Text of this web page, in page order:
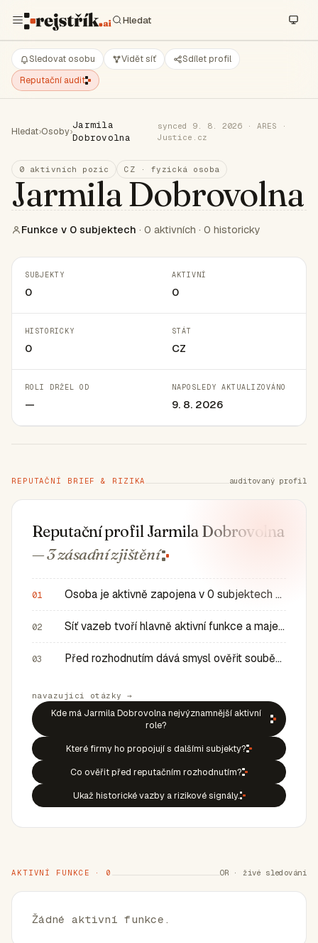
Sledovat osobu Vidět síť
Sdílet profil
Reputační audit
Hledat›Osoby›
Jarmila
Dobrovolna
synced 9. 8. 2026 · ARES ·
Justice.cz
0 aktivních pozic CZ · fyzická osoba
Jarmila Dobrovolna
Funkce v 0 subjektech · 0 aktivních · 0 historicky
SUBJEKTY
0
AKTIVNÍ
0
HISTORICKY
0
STÁT
CZ
ROLI DRŽEL OD
—
NAPOSLEDY AKTUALIZOVÁNO
9. 8. 2026
REPUTAČNÍ BRIEF & RIZIKA auditovaný profil
Reputační profil Jarmila Dobrovolna
— 3 zásadnízjištění
01 Osoba je aktivně zapojena v 0 subjektech a má 0 historic…
02 Síť vazeb tvoří hlavně aktivní funkce a majetkové role v…
03 Před rozhodnutím dává smysl ověřit souběh rolí, historic…
navazující otázky →
Kde má Jarmila Dobrovolna nejvýznamnější aktivní
role?
Které firmy ho propojují s dalšími subjekty?
Co ověřit před reputačním rozhodnutím?
Ukaž historické vazby a rizikové signály.
AKTIVNÍ FUNKCE · 0 OR · živé sledování
Žádné aktivní funkce.